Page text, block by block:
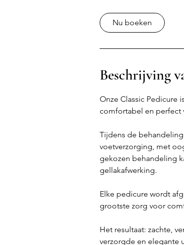
n
Nu boeken
Beschrijving
Onze Classic Pedicure
comfortabel en perfect
Tijdens de
voetverzorging, met
gekozen behandeling
gellakafwerking.
Elke pedicure wordt
grootste zorg voor
Het resultaat: zachte,
verzorgde en elegante